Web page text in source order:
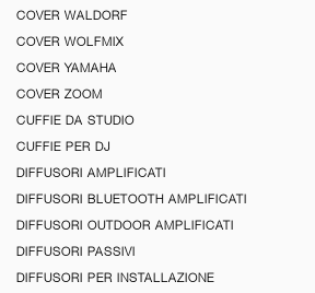
COVER WALDORF
COVER WOLFMIX
COVER YAMAHA
COVER ZOOM
CUFFIE DA STUDIO
CUFFIE PER DJ
DIFFUSORI AMPLIFICATI
DIFFUSORI BLUETOOTH AMPLIFICATI
DIFFUSORI OUTDOOR AMPLIFICATI
DIFFUSORI PASSIVI
DIFFUSORI PER INSTALLAZIONE